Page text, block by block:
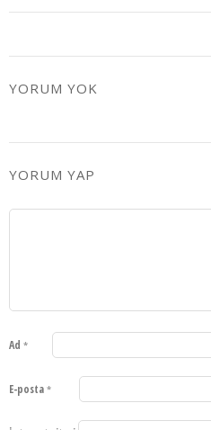
YORUM YOK
YORUM YAP
Ad *
E-posta *